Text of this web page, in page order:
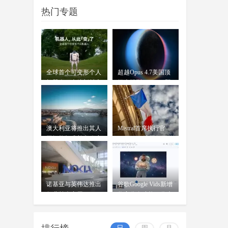
07-17
07-17
wangjing
OpenAI前女CTO创业发布首款
AI模型：借鉴中
穆拉蒂凤凰网科技讯 北京时间7月
16日，据《华尔街日报》报道，
OpenAI前首席技术官米拉
热门专题
全球首个可变形个人
元T1
超越Opus 4.7美国顶
将发
澳大利亚将推出其人
内设
Mistral首席执行官
电力
诺基亚与英伟达推出
RAN平台
谷歌Google Vids新增
可